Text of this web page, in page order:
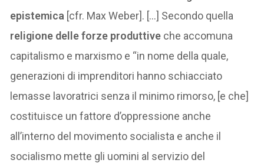
epistemica [cfr. Max Weber]. […] Secondo quella
religione delle forze produttive che accomuna
capitalismo e marxismo e “in nome della quale,
generazioni di imprenditori hanno schiacciato
lemasse lavoratrici senza il minimo rimorso, [e che]
costituisce un fattore d’oppressione anche
all’interno del movimento socialista e anche il
socialismo mette gli uomini al servizio del